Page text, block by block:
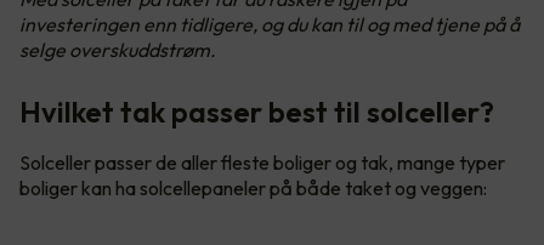
investeringen enn tidligere, og du kan til og med tjene på å
selge overskuddstrøm.
Hvilket tak passer best til solceller?
Solceller passer de aller fleste boliger og tak, mange typer
boliger kan ha solcellepaneler på både taket og veggen: